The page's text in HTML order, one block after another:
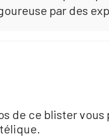
par des
de ce blister